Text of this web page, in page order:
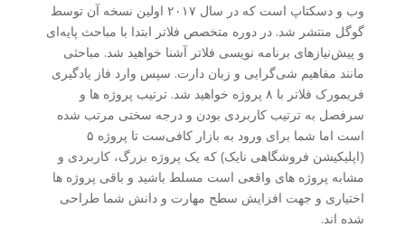
وب و دسکتاپ است که در سال ۲۰۱۷ اولین نسخه‌ آن توسط
گوگل منتشر شد. در دوره متخصص فلاتر ابتدا با مباحث پایه‌ای
و پیش‌نیازهای برنامه نویسی فلاتر آشنا خواهید شد. مباحثی
مانند مفاهیم شی‌گرایی و زبان دارت. سپس وارد فاز یادگیری
فریمورک فلاتر با ۸ پروژه خواهید شد. ترتیب پروژه ها و
سرفصل به ترتیب کاربردی بودن و درجه سختی مرتب شده
است اما شما برای ورود به بازار کافی‌ست تا پروژه ۵
(اپلیکیشن فروشگاهی نایک) که یک پروژه بزرگ، کاربردی و
مشابه پروژه های واقعی است مسلط باشید و باقی پروژه ها
اختیاری و جهت افزایش سطح مهارت و دانش شما طراحی
شده اند.